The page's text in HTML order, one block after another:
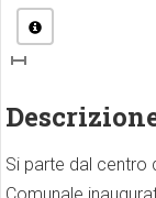
Si parte dal centro